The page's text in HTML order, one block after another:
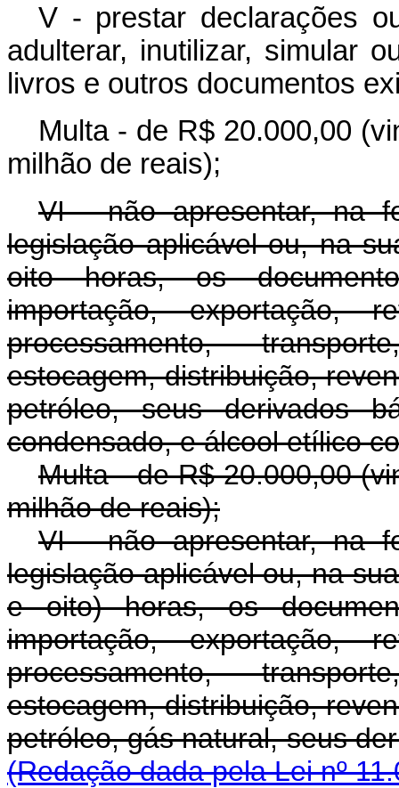
V - prestar declarações
adulterar, inutilizar, simular
livros e outros documentos
Multa - de R$ 20.000,00
milhão de reais);
VI - não apresentar, na
legislação aplicável ou, na
oito horas, os
importação, exportação,
processamento,
estocagem, distribuição,
petróleo, seus derivados
condensado, e álcool etílico
Multa - de R$ 20.000,00
milhão de reais);
VI - não apresentar, na
legislação aplicável ou, na
e oito) horas, os
importação, exportação,
processamento,
estocagem, distribuição,
petróleo, gás natural,
(Redação dada pela Lei nº